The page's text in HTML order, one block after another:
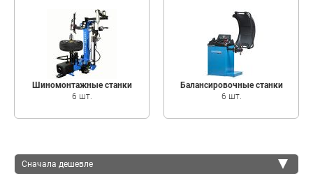
Шиномонтажные станки
6 шт.
Балансировочные станки
6 шт.
Сначала дешевле